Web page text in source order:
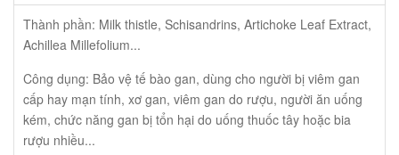
mới nhất 2022? Thuốc Acriptega là gì, mua ở đâu Acriptega tốt
nhất? Tác dụng phụ của thuốc Acriptega kéo dài bao lâu? Thuốc
Acriptega tốt không? Acriptega có hại không, tác dụng phụ của
thuốc Acriptega là gì? Uống thuốc Acriptega lúc mấy giờ tốt nhất?
Mua thuốc Acriptega 50/300/300mg tốt nhất ở đâu TPHCM, Hà
Nội? Thuốc LTD 50/300/300 là thuốc Acriptega? Thuốc TLD cũng
là thuốc Acriptega? Mua ARV ở đâu tốt nhất Bác sĩ điều trị HIV tốt
nhất ở đâu? Uống thuốc Acriptega có bị teo cơ không?
Thành phần: Milk thistle, Schisandrins, Artichoke Leaf Extract,
Achillea Millefolium...
Công dụng: Bảo vệ tế bào gan, dùng cho người bị viêm gan
cấp hay mạn tính, xơ gan, viêm gan do rượu, người ăn uống
kém, chức năng gan bị tổn hại do uống thuốc tây hoặc bia
rượu nhiều...